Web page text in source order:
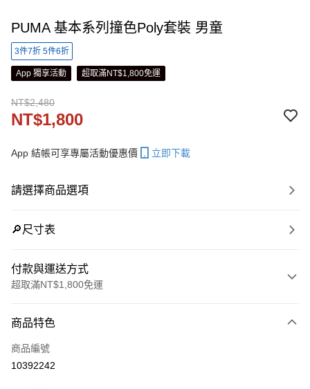
PUMA 基本系列撞色Poly套裝 男童
3件7折 5件6折
App 獨享活動 超取滿NT$1,800免運
NT$2,480
NT$1,800
App 結帳可享專屬活動優惠價 立即下載
請選擇商品選項
🔎尺寸表
付款與運送方式
超取滿NT$1,800免運
信用卡一次付款
LINE Pay
商品特色
商品編號
10392242